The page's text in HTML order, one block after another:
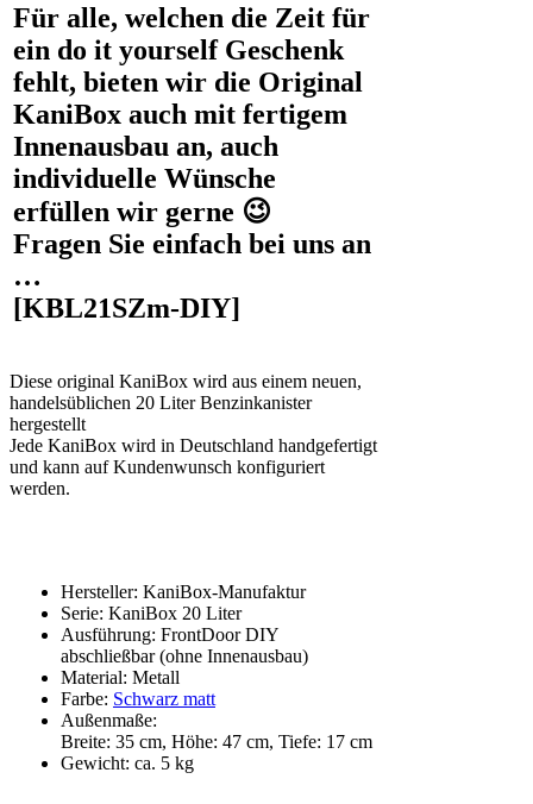
Für alle, welchen die Zeit für
ein do it yourself Geschenk
fehlt, bieten wir die Original
KaniBox auch mit fertigem
Innenausbau an, auch
individuelle Wünsche
erfüllen wir gerne 😉
Fragen Sie einfach bei uns an
…
[KBL21SZm-DIY]
Diese original KaniBox wird aus einem neuen,
handelsüblichen 20 Liter Benzinkanister
hergestellt
Jede KaniBox wird in Deutschland handgefertigt
und kann auf Kundenwunsch konfiguriert
werden.
Hersteller: KaniBox-Manufaktur
Serie: KaniBox 20 Liter
Ausführung: FrontDoor DIY
abschließbar (ohne Innenausbau)
Material: Metall
Farbe: Schwarz matt
Außenmaße:
Breite: 35 cm, Höhe: 47 cm, Tiefe: 17 cm
Gewicht: ca. 5 kg